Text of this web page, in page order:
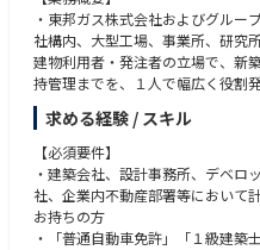
・東邦ガス株式会社およびグルー
社構内、大型工場、事業所、研究
建物利用者・発注者の立場で、新
持管理までを、１人で幅広く役割
【業務詳細】
・中心となる業務は既存建物の維
用建物の新築を担当いただきます。
・具体的には、「①計画・
質管理→⑤運用・維持管理」の流
で実施し、②③④⑤は外部企業に発
求める経験 / スキル
【必須要件】
・建築会社、設計事務所、デベロ
社、企業内不動産部署等において
お持ちの方
・「普通自動車免許」「１級建築